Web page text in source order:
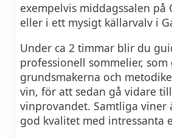
exempelvis middagssalen på
eller i ett mysigt källarvalv i
Under ca 2 timmar blir du
professionell sommelier,
grundsmakerna och
vin, för att sedan gå vidare
vinprovandet. Samtliga viner
god kvalitet med intressanta